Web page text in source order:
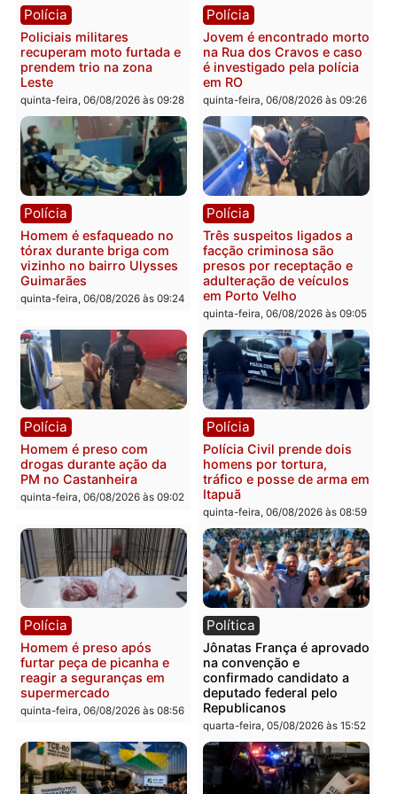
Polícia
Tragédia na BR-364:
colisão entre caminhão e
carro deixa quatro mortos
em Porto Velho
quinta-feira, 06/08/2026 às 20:51
Política
Ministro Dias Tofolli , do
TSE, determina
e processamento da
que pode levar à perda
mandato da prefeita de
Pimenta Bueno
quinta-feira, 06/08/2026 às
Polícia
Policiais militares
prendem trio na zona
Leste
quinta-feira, 06/08/2026 às 09:28
Polícia
Jovem é encontrado
na Rua dos Cravos e
é investigado pela
em RO
quinta-feira, 06/08/2026 às
Polícia
Homem é esfaqueado no
tórax durante briga com
vizinho no bairro Ulysses
Guimarães
quinta-feira, 06/08/2026 às 09:24
Polícia
Três suspeitos ligados a
facção criminosa são
presos por receptação e
adulteração de veículos
em Porto Velho
quinta-feira, 06/08/2026 às
Polícia
Homem é preso com
drogas durante ação da
Polícia
Polícia Civil prende dois
homens por tortura,